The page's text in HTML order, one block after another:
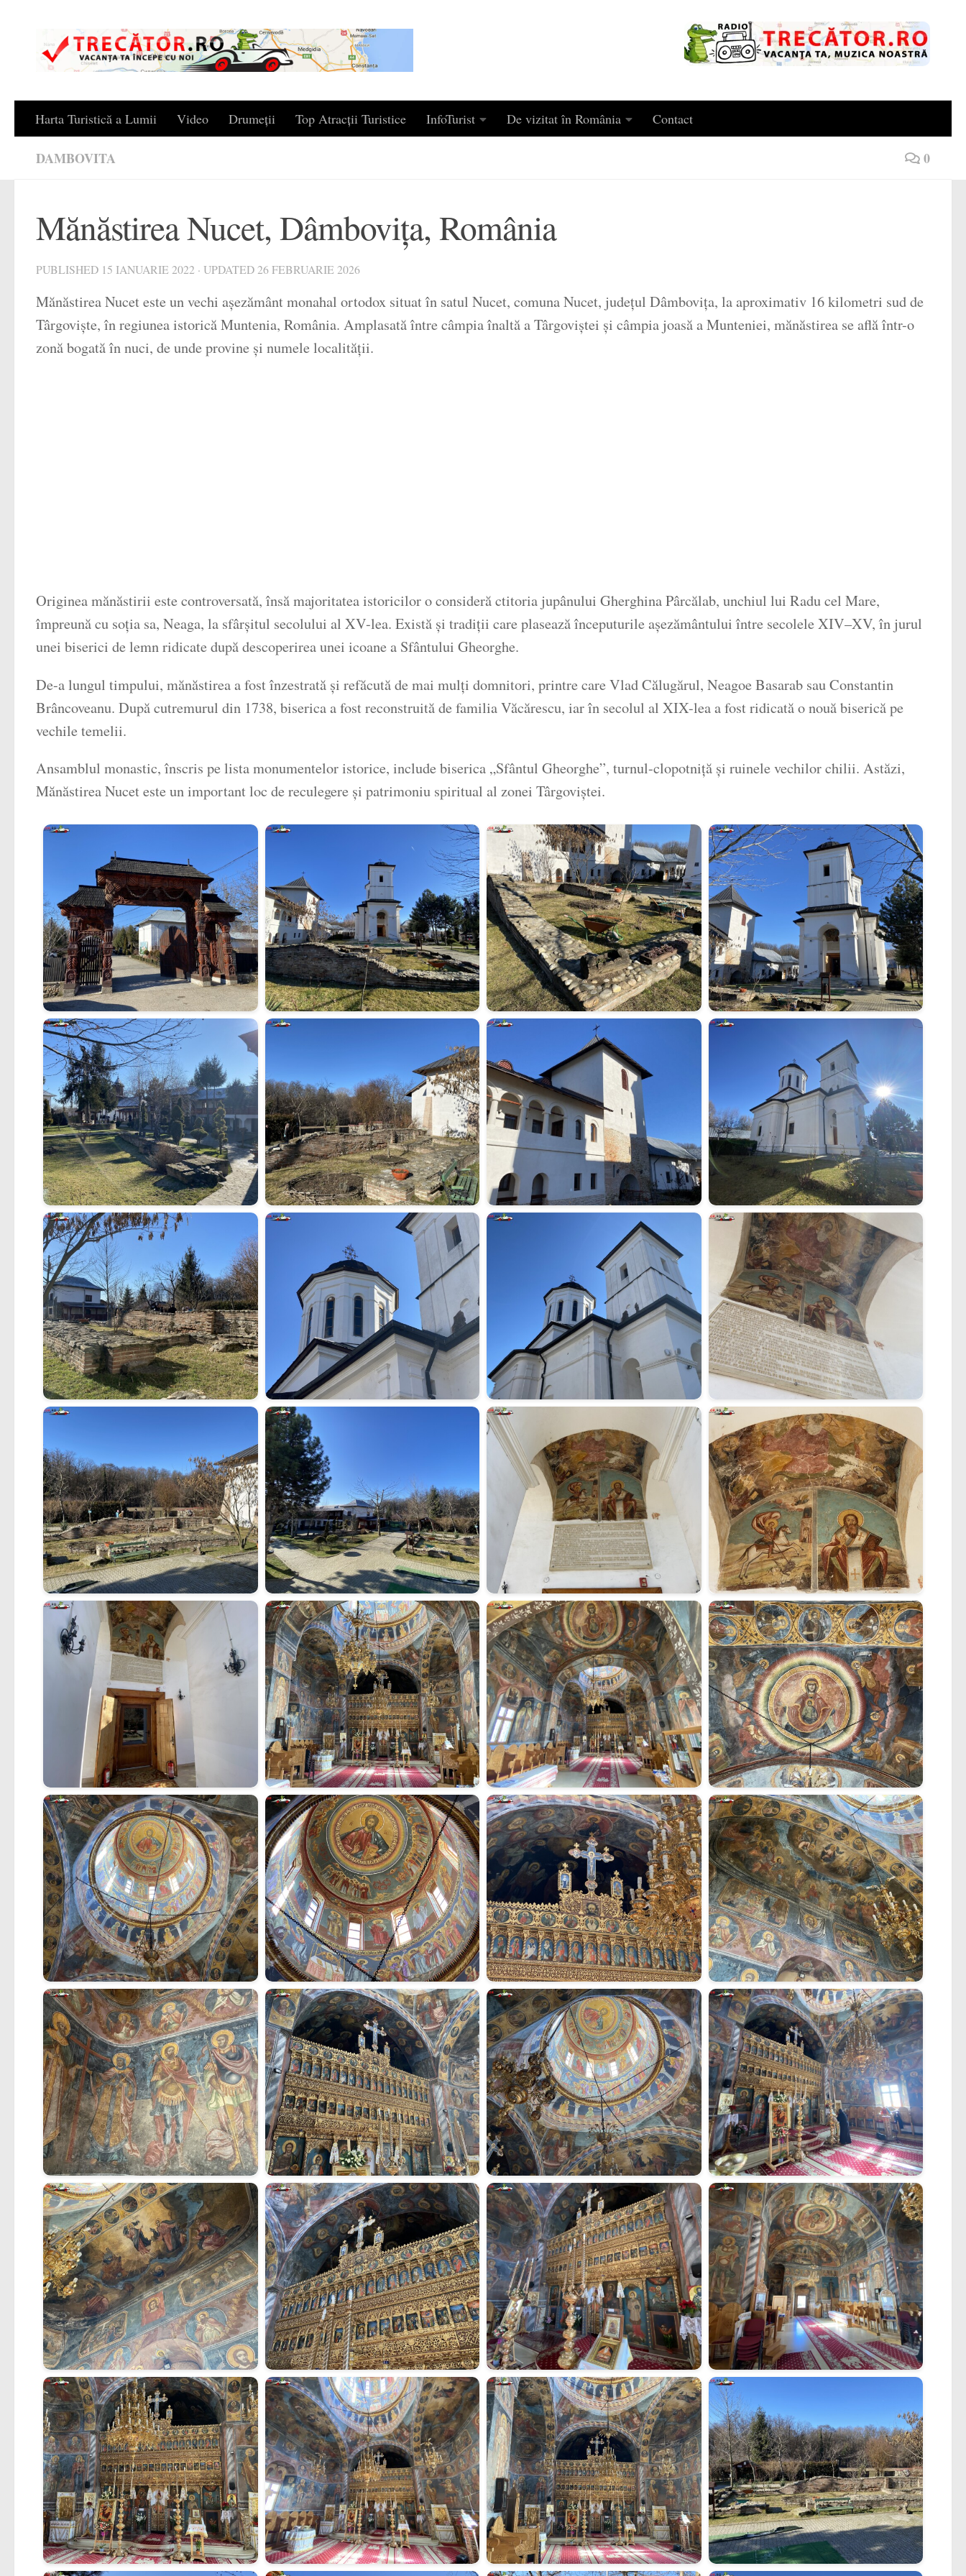
Harta Turistică a Lumii Video Drumeții Top Atracții Turistice InfoTurist De vizitat în România Contact
DAMBOVITA 0
Mănăstirea Nucet, Dâmbovița, România
PUBLISHED 15 IANUARIE 2022 · UPDATED26 FEBRUARIE 2026
Mănăstirea Nucet este un vechi așezământ monahal ortodox situat în satul Nucet, comuna Nucet, județul Dâmbovița, la aproximativ 16 kilometri sud de
Târgoviște, în regiunea istorică Muntenia, România. Amplasată între câmpia înaltă a Târgoviștei și câmpia joasă a Munteniei, mănăstirea se află într-o
zonă bogată în nuci, de unde provine și numele localității.
Originea mănăstirii este controversată, însă majoritatea istoricilor o consideră ctitoria jupânului Gherghina Pârcălab, unchiul lui Radu cel Mare,
împreună cu soția sa, Neaga, la sfârșitul secolului al XV-lea. Există și tradiții care plasează începuturile așezământului între secolele XIV–XV, în jurul
unei biserici de lemn ridicate după descoperirea unei icoane a Sfântului Gheorghe.
De-a lungul timpului, mănăstirea a fost înzestrată și refăcută de mai mulți domnitori, printre care Vlad Călugărul, Neagoe Basarab sau Constantin
Brâncoveanu. După cutremurul din 1738, biserica a fost reconstruită de familia Văcărescu, iar în secolul al XIX-lea a fost ridicată o nouă biserică pe
vechile temelii.
Ansamblul monastic, înscris pe lista monumentelor istorice, include biserica „Sfântul Gheorghe”, turnul-clopotniță și ruinele vechilor chilii. Astăzi,
Mănăstirea Nucet este un important loc de reculegere și patrimoniu spiritual al zonei Târgoviștei.